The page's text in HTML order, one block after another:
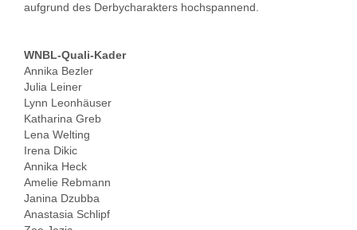
aufgrund des Derbycharakters hochspannend.
WNBL-Quali-Kader
Annika Bezler
Julia Leiner
Lynn Leonhäuser
Katharina Greb
Lena Welting
Irena Dikic
Annika Heck
Amelie Rebmann
Janina Dzubba
Anastasia Schlipf